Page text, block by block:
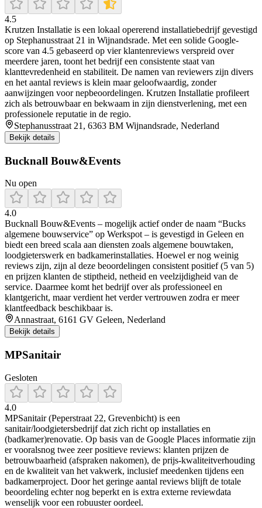
4.5
Krutzen Installatie is een lokaal opererend installatiebedrijf gevestigd
op Stephanusstraat 21 in Wijnandsrade. Met een solide Google-
score van 4.5 gebaseerd op vier klantenreviews verspreid over
meerdere jaren, toont het bedrijf een consistente staat van
klanttevredenheid en stabiliteit. De namen van reviewers zijn divers
en het aantal reviews is klein maar geloofwaardig, zonder
aanwijzingen voor nepbeoordelingen. Krutzen Installatie profileert
zich als betrouwbaar en bekwaam in zijn dienstverlening, met een
professionele reputatie in de regio.
Stephanusstraat 21, 6363 BM Wijnandsrade, Nederland
Bekijk details
Bucknall Bouw&Events
Nu open
4.0
Bucknall Bouw&Events – mogelijk actief onder de naam “Bucks
algemene bouwservice” op Werkspot – is gevestigd in Geleen en
biedt een breed scala aan diensten zoals algemene bouwtaken,
loodgieterswerk en badkamerinstallaties. Hoewel er nog weinig
reviews zijn, zijn al deze beoordelingen consistent positief (5 van 5)
en prijzen klanten de stiptheid, netheid en veelzijdigheid van de
service. Daarmee komt het bedrijf over als professioneel en
klantgericht, maar verdient het verder vertrouwen zodra er meer
klantfeedback beschikbaar is.
Annastraat, 6161 GV Geleen, Nederland
Bekijk details
MPSanitair
Gesloten
4.0
MPSanitair (Peperstraat 22, Grevenbicht) is een
sanitair/loodgietersbedrijf dat zich richt op installaties en
(badkamer)renovatie. Op basis van de Google Places informatie zijn
er vooralsnog twee zeer positieve reviews: klanten prijzen de
betrouwbaarheid (afspraken nakomen), de prijs-kwaliteitverhouding
en de kwaliteit van het vakwerk, inclusief meedenken tijdens een
badkamerproject. Door het geringe aantal reviews blijft de totale
beoordeling echter nog beperkt en is extra externe reviewdata
wenselijk voor een robuuster oordeel.